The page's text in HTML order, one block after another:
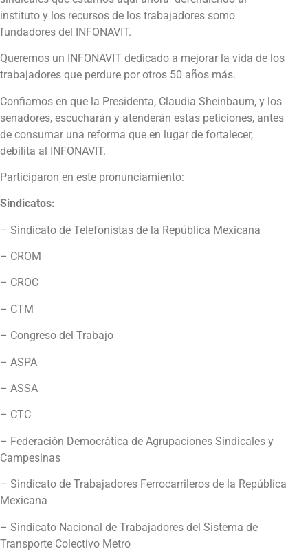
instituto y los recursos de los trabajadores somo
fundadores del INFONAVIT.
Queremos un INFONAVIT dedicado a mejorar la vida de los
trabajadores que perdure por otros 50 años más.
Confiamos en que la Presidenta, Claudia Sheinbaum, y los
senadores, escucharán y atenderán estas peticiones, antes
de consumar una reforma que en lugar de fortalecer,
debilita al INFONAVIT.
Participaron en este pronunciamiento:
Sindicatos:
– Sindicato de Telefonistas de la República Mexicana
– CROM
– CROC
– CTM
– Congreso del Trabajo
– ASPA
– ASSA
– CTC
– Federación Democrática de Agrupaciones Sindicales y
Campesinas
– Sindicato de Trabajadores Ferrocarrileros de la República
Mexicana
– Sindicato Nacional de Trabajadores del Sistema de
Transporte Colectivo Metro